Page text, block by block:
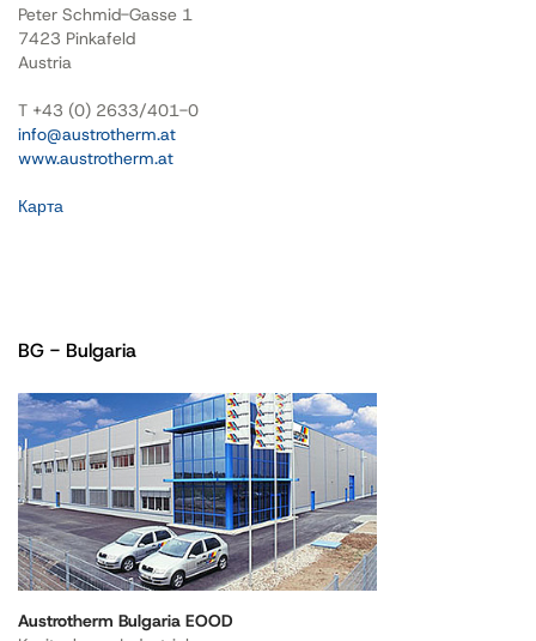
Peter Schmid-Gasse 1
7423 Pinkafeld
Austria
T +43 (0) 2633/401-0
info@austrotherm.at
www.austrotherm.at
Карта
BG - Bulgaria
Austrotherm Bulgaria EOOD